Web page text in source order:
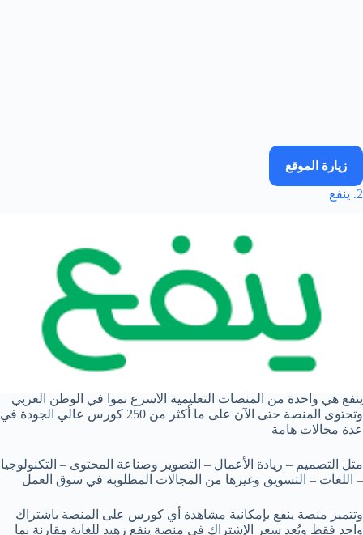
زيارة الموقع
2. ينفع
ينفع هي واحدة من المنصات التعليمية الأسرع نمواً في الوطن العربي
وتحتوى المنصة حتى الآن على ما أكثر من 250 كورس عالي الجودة في
عدة مجالات هامة
مثل التصميم – ريادة الأعمال – التصوير وصناعة المحتوى – التكنولوجيا
– اللغات – التسويق وغيرها من المجالات المطلوبة في سوق العمل
وتتميز منصة ينفع بإمكانية مشاهدة أي كورس على المنصة باشتراك
واحد فقط ويُعد سعر الإشتراك في منصة ينفع زهيد للغاية مقارنة بما